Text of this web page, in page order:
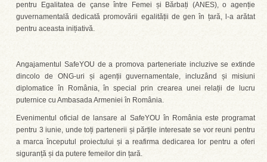
pentru Egalitatea de çanse între Femei și Bărbați (ANES), o agenție
guvernamentală dedicată promovării egalității de gen în țară, l-a arătat
pentru aceasta inițiativă.
Angajamentul SafeYOU de a promova parteneriate incluzive se extinde
dincolo de ONG-uri și agenții guvernamentale, incluzând și misiuni
diplomatice în România, în special prin crearea unei relații de lucru
puternice cu Ambasada Armeniei în România.
Evenimentul oficial de lansare al SafeYOU în România este programat
pentru 3 iunie, unde toți partenerii și părțile interesate se vor reuni pentru
a marca începutul proiectului și a reafirma dedicarea lor pentru a oferi
siguranță și da putere femeilor din țară.